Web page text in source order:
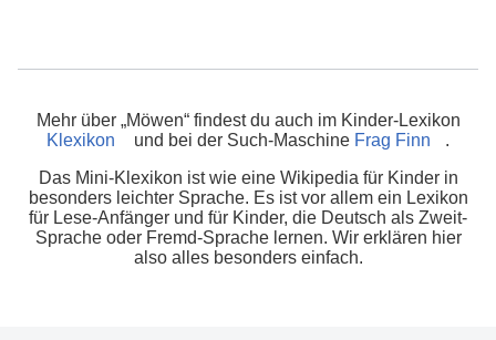
Mehr über „Möwen“ findest du auch im Kinder-Lexikon
Klexikon
und bei der Such-Maschine Frag Finn
.
Das Mini-Klexikon ist wie eine Wikipedia für Kinder in
besonders leichter Sprache. Es ist vor allem ein Lexikon
für Lese-Anfänger und für Kinder, die Deutsch als Zweit-
Sprache oder Fremd-Sprache lernen. Wir erklären hier
also alles besonders einfach.